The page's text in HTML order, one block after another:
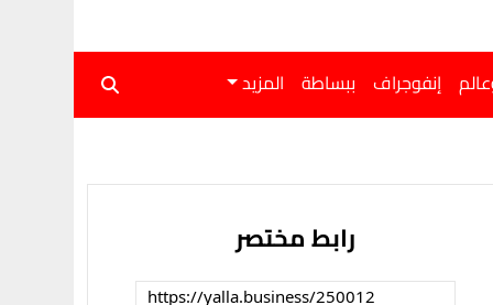
إنفوجراف ببساطة المزيد
رابط مختصر